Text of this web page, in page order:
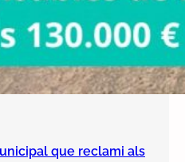
que reclami als